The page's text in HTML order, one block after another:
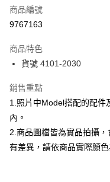
超商取貨付款
ATM付款
運送方式
全家取貨付款
付款後全家取貨
商品編號
9767163
商品特色
貨號 4101-2030
銷售重點
1.照片中Model搭配的配件
內。
2.商品圖檔皆為實品拍攝
有差異，請依商品實際顏色